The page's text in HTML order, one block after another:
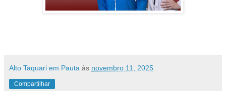
Alto Taquari em Pauta às novembro 11, 2025
Compartilhar